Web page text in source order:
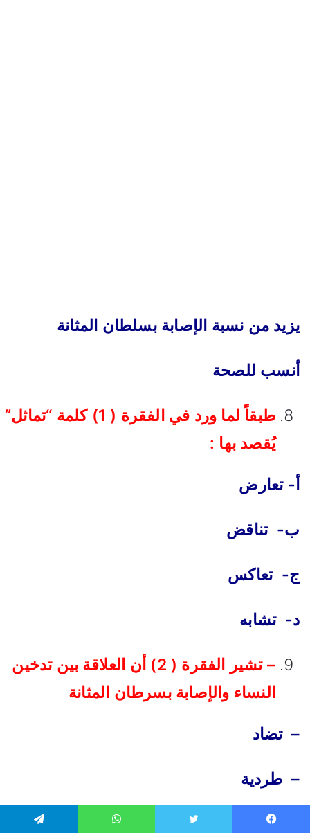
يزيد من نسبة الإصابة بسلطان المثانة
أنسب للصحة
طبقاً لما ورد في الفقرة ( 1) كلمة “تماثل”
يُقصد بها :
أ- تعارض
ب- تناقض
ج- تعاكس
د- تشابه
– تشير الفقرة ( 2) أن العلاقة بين تدخين
النساء والإصابة بسرطان المثانة
– تضاد
– طردية
– عكسية